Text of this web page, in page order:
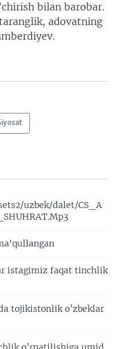
bilan barobar.
adovatning
uzbek/dalet/CS_A
istagimiz faqat tinchlik
tojikistonlik o’zbeklar